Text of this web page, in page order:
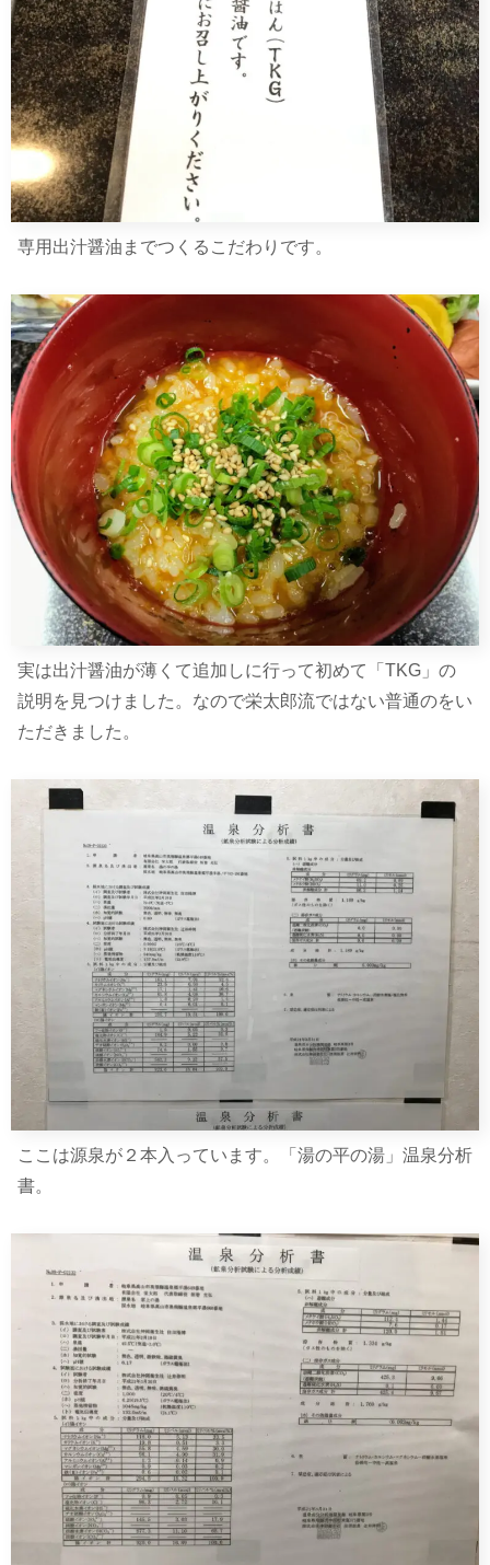
専用出汁醤油までつくるこだわりです。
実は出汁醤油が薄くて追加しに行って初めて「TKG」の
説明を見つけました。なので栄太郎流ではない普通のをい
ただきました。
ここは源泉が２本入っています。「湯の平の湯」温泉分析
書。